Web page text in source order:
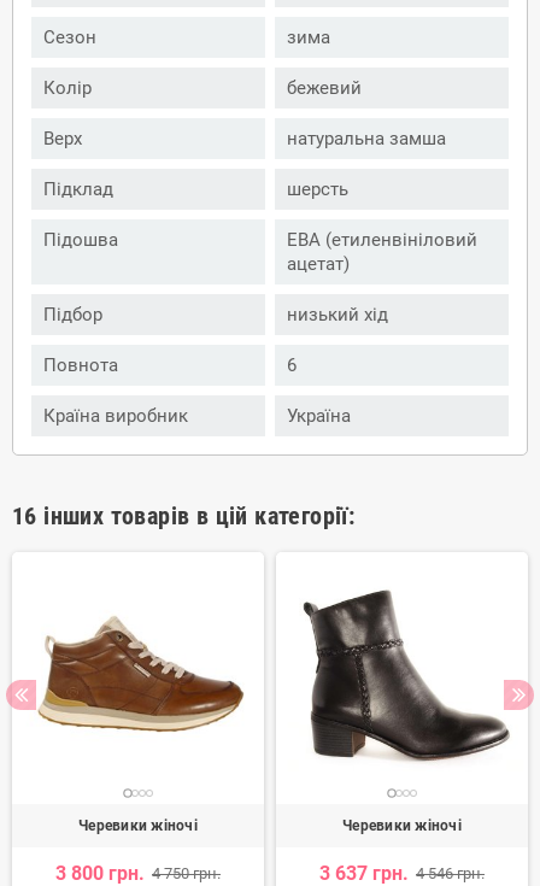
Сезон зима
Колір бежевий
Верх натуральна замша
Підклад шерсть
Підошва
ЕВА (етиленвініловий
ацетат)
Підбор низький хід
Повнота 6
Країна виробник Україна
16 інших товарів в цій категорії:
Черевики жіночі
3 800 грн. 4 750 грн.
Черевики жіночі
3 637 грн. 4 546 грн.